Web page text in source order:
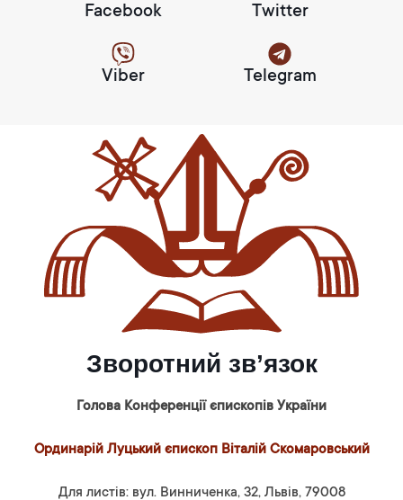
Facebook Twitter
Viber Telegram
Зворотний зв’язок
Голова Конференції єпископів України
Ординарій Луцький єпископ Віталій Скомаровський
Для листів: вул. Винниченка, 32, Львів, 79008